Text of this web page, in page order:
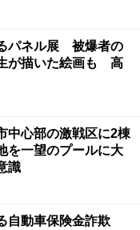
パネル展 被爆者の
が描いた絵画も 高
中心部の激戦区に2棟
を一望のプールに大
識
自動車保険金詐欺